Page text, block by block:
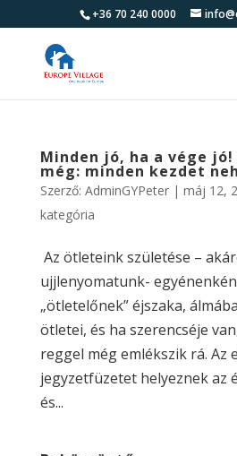
+36 70 240 0000
Minden jó, ha a vége
még: minden kezdet
Szerző: AdminGYPeter| máj 12,
kategória
Az ötleteink születése –
ujjlenyomatunk-
„ötletelőnek” éjszaka,
ötletei, és ha szerencséje
reggel még emlékszik rá. Az
jegyzetfüzetet helyeznek az
és...